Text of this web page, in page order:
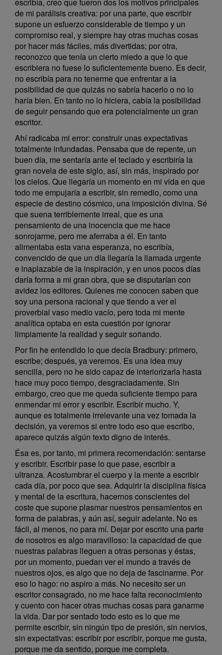
de mi parálisis creativa: por una parte, que escribir
supone un esfuerzo considerable de tiempo y un
compromiso real, y siempre hay otras muchas cosas
por hacer más fáciles, más divertidas; por otra,
reconozco que tenía un cierto miedo a que lo que
escribiera no fuese lo suficientemente bueno. Es decir,
no escribía para no tenerme que enfrentar a la
posibilidad de que quizás no sabría hacerlo o no lo
haría bien. En tanto no lo hiciera, cabía la posibilidad
de seguir pensando que era potencialmente un gran
escritor.
Ahí radicaba mi error: construir unas expectativas
totalmente infundadas. Pensaba que de repente, un
buen día, me sentaría ante el teclado y escribiría la
gran novela de este siglo, así, sin más, inspirado por
los cielos. Que llegaría un momento en mi vida en que
todo me empujaría a escribir, sin remedio, como una
especie de destino cósmico, una imposición divina. Sé
que suena terriblemente irreal, que es una
pensamiento de una inocencia que me hace
sonrojarme, pero me aferraba a él. En tanto
alimentaba esta vana esperanza, no escribía,
convencido de que un día llegaría la llamada urgente
e inaplazable de la inspiración, y en unos pocos días
daría forma a mi gran obra, que se disputarían con
avidez los editores. Quienes me conocen saben que
soy una persona racional y que tiendo a ver el
proverbial vaso medio vacío, pero toda mi mente
analítica optaba en esta cuestión por ignorar
limpiamente la realidad y seguir soñando.
Por fin he entendido lo que decía Bradbury: primero,
escribe; después, ya veremos. Es una idea muy
sencilla, pero no he sido capaz de interiorizarla hasta
hace muy poco tiempo, desgraciadamente. Sin
embargo, creo que me queda suficiente tiempo para
enmendar mi error y escribir. Escribir mucho. Y,
aunque es totalmente irrelevante una vez tomada la
decisión, ya veremos si entre todo eso que escribo,
aparece quizás algún texto digno de interés.
Ésa es, por tanto, mi primera recomendación: sentarse
y escribir. Escribir pase lo que pase, escribir a
ultranza. Acostumbrar el cuerpo y la mente a escribir
cada día, por poco que sea. Adquirir la disciplina física
y mental de la escritura, hacernos conscientes del
coste que supone plasmar nuestros pensamientos en
forma de palabras, y aún así, seguir adelante. No es
fácil, al menos, no para mí. Dejar por escrito una parte
de nosotros es algo maravilloso: la capacidad de que
nuestras palabras lleguen a otras personas y éstas,
por un momento, puedan ver el mundo a través de
nuestros ojos, es algo que no deja de fascinarme. Por
eso lo hago: no aspiro a más. No necesito ser un
escritor consagrado, no me hace falta reconocimiento
y cuento con hacer otras muchas cosas para ganarme
la vida. Dar por sentado todo esto es lo que me
permite escribir, sin ningún tipo de presión, sin nervios,
sin expectativas: escribir por escribir, porque me gusta,
porque me da sentido, porque me completa.